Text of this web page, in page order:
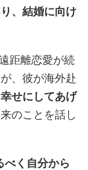
、結婚に向け
距離恋愛が続
、彼が海外赴
せにしてあげ
のことを話し
べく自分から